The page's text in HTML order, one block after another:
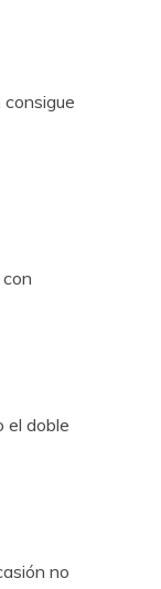
el doble
no